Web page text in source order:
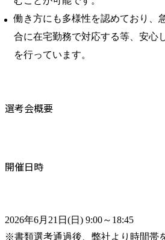
働き方にも多様性を認めており、
合に在宅勤務で対応する等、安心
を行っています。
選考会概要
開催日時
2026年6月21日(日) 9:00～18:45
※書類選考通過後、弊社より時間帯